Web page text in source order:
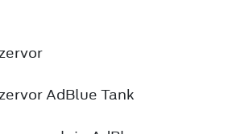
AdBlue Tank